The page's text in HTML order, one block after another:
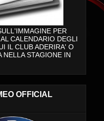
PER
CALENDARIO DEGLI
IL CLUB ADERIRA' O
NELLA STAGIONE IN
OFFICIAL